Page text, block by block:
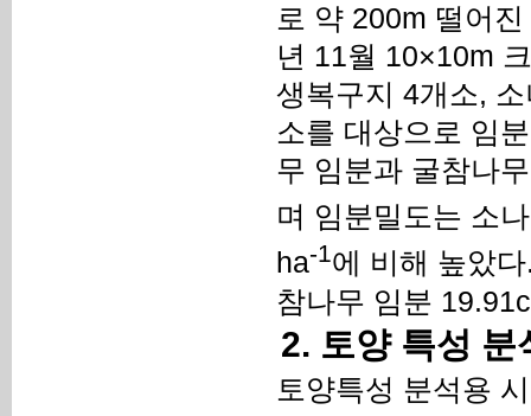
로 약 200m 떨어
년 11월 10×10m
생복구지 4개소,
소를 대상으로 임
무 임분과 굴참나
며 임분밀도는 소
ha-1에 비해 높았
참나무 임분
2. 토양 특성 분
토양특성 분석용